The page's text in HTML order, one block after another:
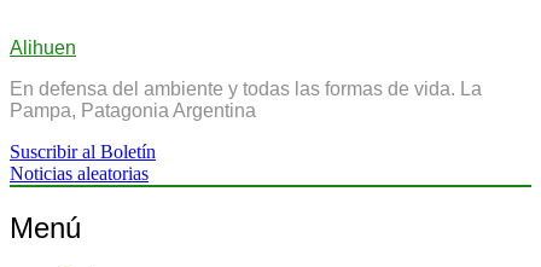
Alihuen
En defensa del ambiente y todas las formas de vida. La
Pampa, Patagonia Argentina
Suscribir al Boletín
Noticias aleatorias
Menú